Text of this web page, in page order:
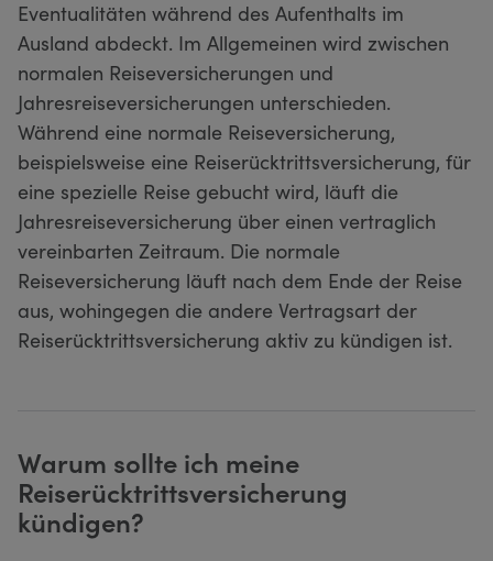
Eventualitäten während des Aufenthalts im
Ausland abdeckt. Im Allgemeinen wird zwischen
normalen Reiseversicherungen und
Jahresreiseversicherungen unterschieden.
Während eine normale Reiseversicherung,
beispielsweise eine Reiserücktrittsversicherung, für
eine spezielle Reise gebucht wird, läuft die
Jahresreiseversicherung über einen vertraglich
vereinbarten Zeitraum. Die normale
Reiseversicherung läuft nach dem Ende der Reise
aus, wohingegen die andere Vertragsart der
Reiserücktrittsversicherung aktiv zu kündigen ist.
Warum sollte ich meine
Reiserücktrittsversicherung
kündigen?